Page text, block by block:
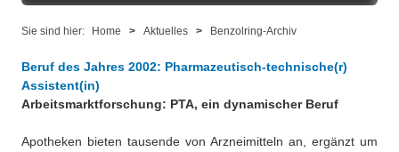
Berufsinformation
Aktuelles
Sie sind hier: Home > Aktuelles > Benzolring-Archiv
Beruf des Jahres 2002: Pharmazeutisch-technische(r)
Assistent(in)
Arbeitsmarktforschung: PTA, ein dynamischer Beruf
Apotheken bieten tausende von Arzneimitteln an, ergänzt um